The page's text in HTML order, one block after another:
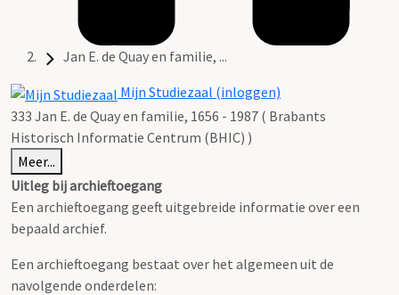
Jan E. de Quay en familie, ...
Mijn Studiezaal (inloggen)
333 Jan E. de Quay en familie, 1656 - 1987 ( Brabants
Historisch Informatie Centrum (BHIC) )
Meer...
Uitleg bij archieftoegang
Een archieftoegang geeft uitgebreide informatie over een
bepaald archief.
Een archieftoegang bestaat over het algemeen uit de
navolgende onderdelen: